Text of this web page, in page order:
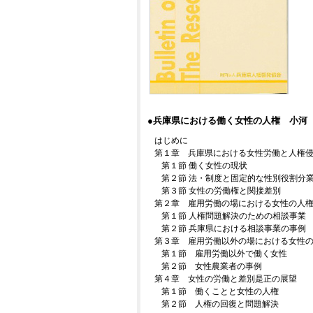
●兵庫県における働く女性の人権 小
はじめに
第１章 兵庫県における女性労働と人権
第１節 働く女性の現状
第２節 法・制度と固定的な性別役割分
第３節 女性の労働権と関接差別
第２章 雇用労働の場における女性の人権
第１節 人権問題解決のための相談事業
第２節 兵庫県における相談事業の事例
第３章 雇用労働以外の場における女性
第１節 雇用労働以外で働く女性
第２節 女性農業者の事例
第４章 女性の労働と差別是正の展望
第１節 働くことと女性の人権
第２節 人権の回復と問題解決